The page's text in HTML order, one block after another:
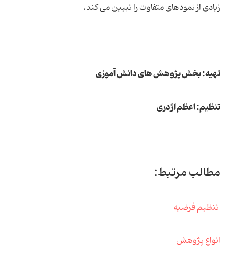
زیادی از نمودهای متفاوت را تبیین می کند.
تهیه: بخش پژوهش های دانش آموزی
تنظیم: اعظم اژدری
مطالب مرتبط:
تنظیم فرضیه
انواع پژوهش